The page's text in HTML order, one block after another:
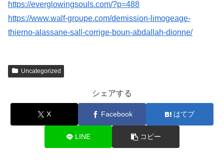
https://everglowingsouls.com/?p=488
https://www.walf-groupe.com/demission-limogeage-
thierno-alassane-sall-corrige-boun-abdallah-dionne/
Uncategorized
シェアする
X Facebook はてブ
LINE コピー